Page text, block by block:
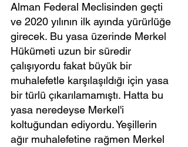
Alman Federal Meclisinden geçti
ve 2020 yılının ilk ayında yürürlüğe
girecek. Bu yasa üzerinde Merkel
Hükümeti uzun bir süredir
çalışıyordu fakat büyük bir
muhalefetle karşılaşıldığı için yasa
bir türlü çıkarılamamıştı. Hatta bu
yasa neredeyse Merkel'i
koltuğundan ediyordu. Yeşillerin
ağır muhalefetine rağmen Merkel